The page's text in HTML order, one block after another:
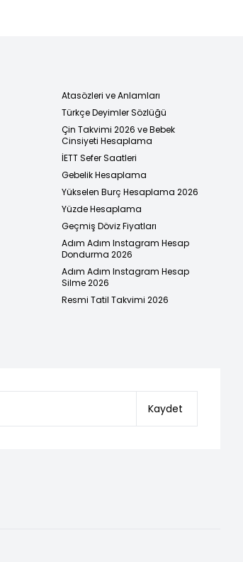
Atasözleri ve Anlamları
Türkçe Deyimler Sözlüğü
Çin Takvimi 2026 ve Bebek
Cinsiyeti Hesaplama
İETT Sefer Saatleri
Gebelik Hesaplama
Yükselen Burç Hesaplama 2026
Yüzde Hesaplama
Geçmiş Döviz Fiyatları
Adım Adım Instagram Hesap
Dondurma 2026
Adım Adım Instagram Hesap
Silme 2026
Resmi Tatil Takvimi 2026
Kaydet